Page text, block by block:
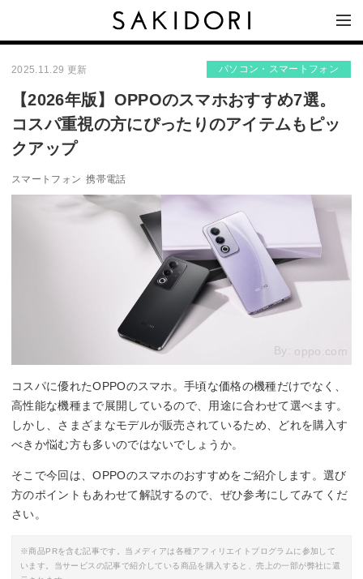
2025.11.29 更新 パソコン・スマートフォン
【2026年版】OPPOのスマホおすすめ7選。
コスパ重視の方にぴったりのアイテムもピッ
クアップ
スマートフォン 携帯電話
By: oppo.com
コスパに優れたOPPOのスマホ。手頃な価格の機種だけでなく、
高性能な機種まで展開しているので、用途に合わせて選べます。
しかし、さまざまなモデルが販売されているため、どれを購入す
べきか悩む方も多いのではないでしょうか。
そこで今回は、OPPOのスマホのおすすめをご紹介します。選び
方のポイントもあわせて解説するので、ぜひ参考にしてみてくだ
さい。
※商品PRを含む記事です。当メディアは各種アフィリエイトプログラムに参加して
います。当サービスの記事で紹介している商品を購入すると、売上の一部が弊社に還